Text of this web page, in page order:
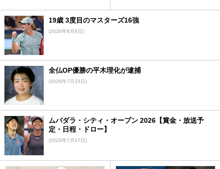
19歳 3度目のマスターズ16強
(2026年8月8日)
全仏OP優勝の平木理化が逮捕
(2026年7月23日)
ムバダラ・シティ・オープン 2026【賞金・放送予
定・日程・ドロー】
(2026年7月17日)